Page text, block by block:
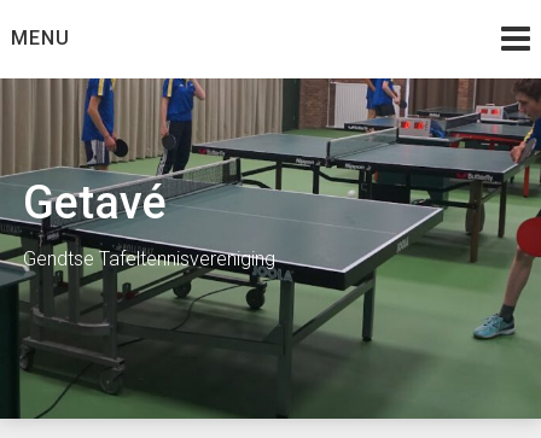
toMENU
Getavé
Gendtse Tafeltennisvereniging